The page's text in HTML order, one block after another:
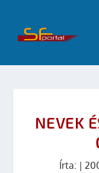
NEVEK
Írta: |